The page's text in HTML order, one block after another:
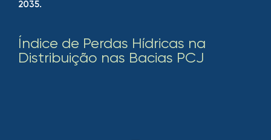
2035.
Índice de Perdas Hídricas na
Distribuição nas Bacias PCJ